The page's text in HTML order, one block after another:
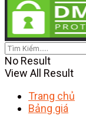
No Result
View All Result
Trang chủ
Bảng giá